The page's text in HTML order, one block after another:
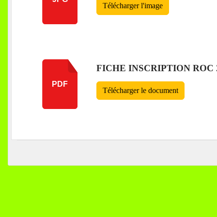
Télécharger l'image
PDF
FICHE INSCRIPTION ROC
Télécharger le document